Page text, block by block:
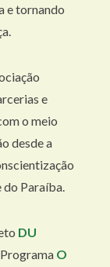
e tornando
e
o meio
desde a
do Paraíba.
DU
O